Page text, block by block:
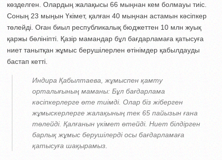
көзделген. Олардың жалақысы 66 мыңнан кем болмауы тиіс.
Соның 23 мыңын Үкімет, қалған 40 мыңнан астамын кәсіпкер
төлейді. Оған биыл республикалық бюджеттен 10 млн жуық
қаржы бөлініпті. Қазір мамандар бұл бағдарламаға қатысуға
ниет танытқан жұмыс берушілерлен өтінімдер қабылдауды
бастап кетті.
Индира Қабылтаева, жұмыспен қамту
орталығының маманы: Бұл бағдарлама
кәсіпкерлерге өте тиімді. Олар біз жіберген
жұмыскерлерге жалақының тек 65 пайызын ғана
төлейді. Қалғанын үкімет өтейді. Ниет білдірген
барлық жұмыс берушілерді осы бағдарламаға
қатысуға шақырамыз.